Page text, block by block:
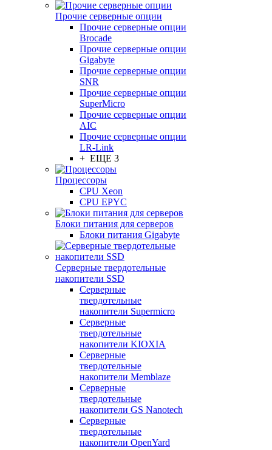
Прочие серверные опции
Прочие серверные опции
Brocade
Прочие серверные опции
Gigabyte
Прочие серверные опции
SNR
Прочие серверные опции
SuperMicro
Прочие серверные опции
AIC
Прочие серверные опции
LR-Link
+ ЕЩЕ 3
Процессоры
CPU Xeon
CPU EPYC
Блоки питания для серверов
Блоки питания Gigabyte
Серверные твердотельные
накопители SSD
Cерверные
твердотельные
накопители Supermicro
Cерверные
твердотельные
накопители KIOXIA
Cерверные
твердотельные
накопители Memblaze
Cерверные
твердотельные
накопители GS Nanotech
Серверные
твердотельные
накопители OpenYard